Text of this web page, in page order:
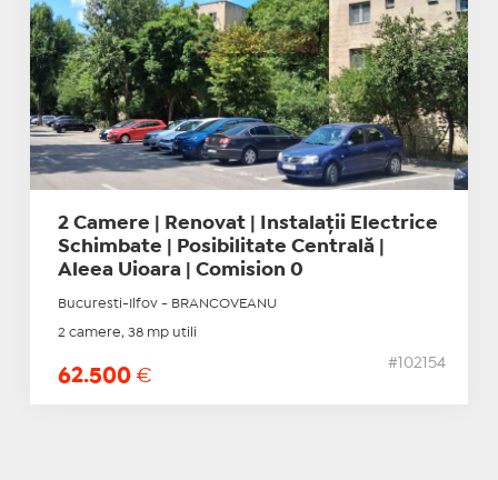
2 Camere | Renovat | Instalații Electrice
Schimbate | Posibilitate Centrală |
Aleea Uioara | Comision 0
Bucuresti-Ilfov - BRANCOVEANU
2 camere, 38 mp utili
62.500 €
#102154